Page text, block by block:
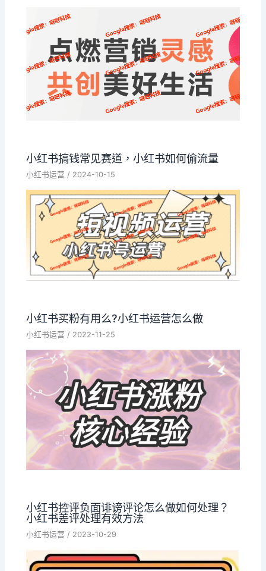
小红书搞钱常见赛道，小红书如何偷流量
小红书运营 / 2024-10-15
小红书买粉有用么?小红书运营怎么做
小红书运营 / 2022-11-25
小红书控评负面诽谤评论怎么做如何处理？
小红书差评处理有效方法
小红书运营 / 2023-10-29